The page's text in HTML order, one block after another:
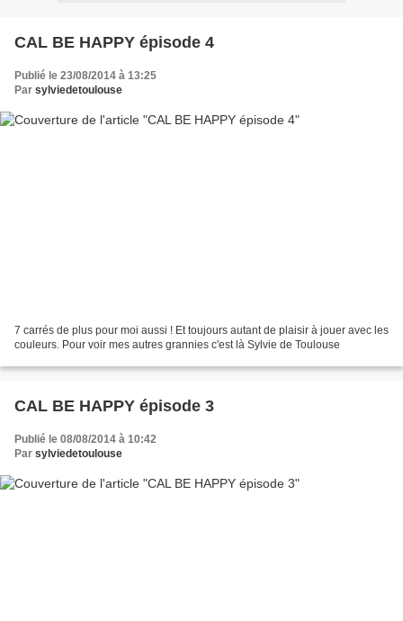
CAL BE HAPPY épisode 4
Publié le 23/08/2014 à 13:25
Par sylviedetoulouse
7 carrés de plus pour moi aussi ! Et toujours autant de plaisir à jouer avec les
couleurs. Pour voir mes autres grannies c'est là Sylvie de Toulouse
CAL BE HAPPY épisode 3
Publié le 08/08/2014 à 10:42
Par sylviedetoulouse